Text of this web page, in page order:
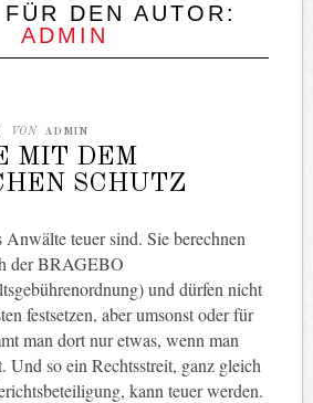
DEN AUTOR:
ADMIN
VON ADMIN
MIT DEM
SCHUTZ
teuer sind. Sie berechnen
der BRAGEBO
und dürfen nicht
festsetzen, aber umsonst oder für
man dort nur etwas, wenn man
so ein Rechtsstreit, ganz gleich
kann teuer werden.